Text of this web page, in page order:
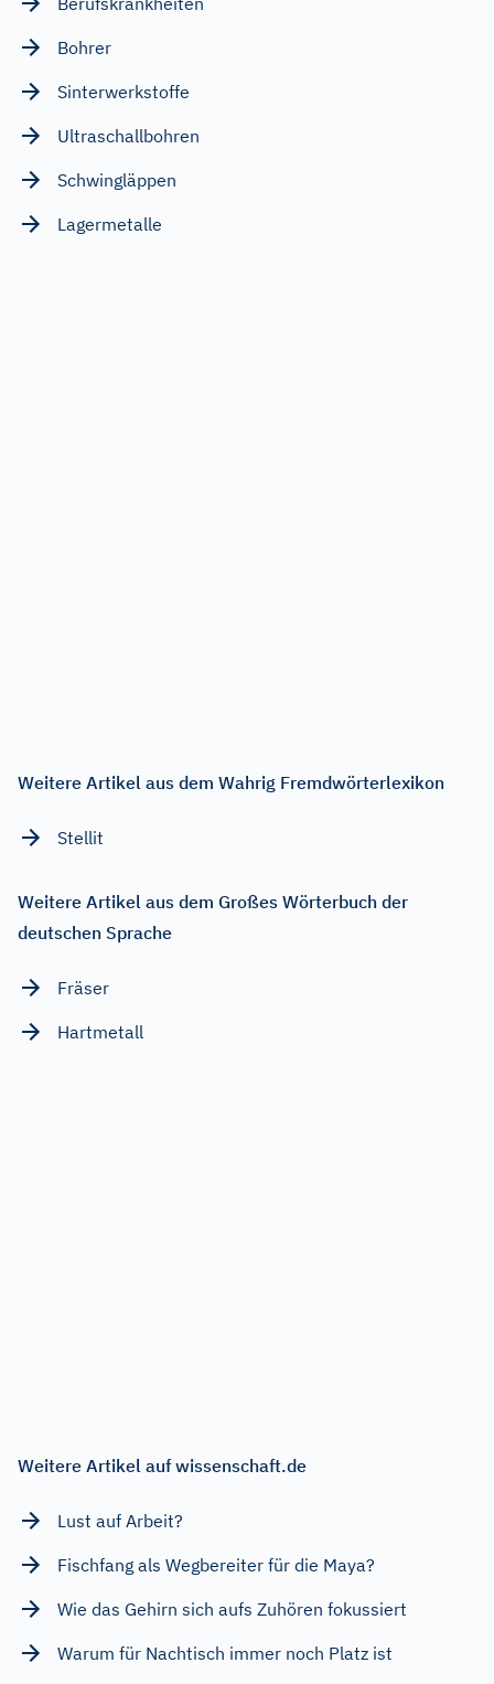
Bohrer
Sinterwerkstoffe
Ultraschallbohren
Schwingläppen
Lagermetalle
Weitere Artikel aus dem Wahrig Fremdwörterlexikon
Stellit
Weitere Artikel aus dem Großes Wörterbuch der
deutschen Sprache
Fräser
Hartmetall
Weitere Artikel auf wissenschaft.de
Lust auf Arbeit?
Fischfang als Wegbereiter für die Maya?
Wie das Gehirn sich aufs Zuhören fokussiert
Warum für Nachtisch immer noch Platz ist